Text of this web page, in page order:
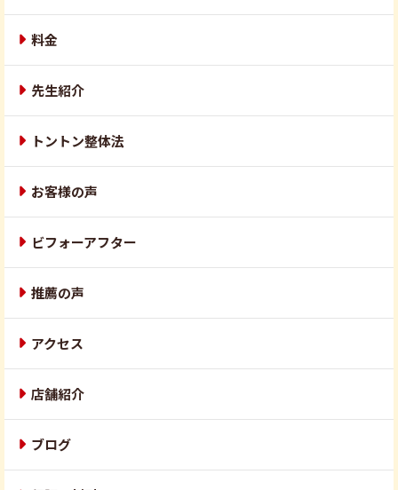
料金
先生紹介
トントン整体法
お客様の声
ビフォーアフター
推薦の声
アクセス
店舗紹介
ブログ